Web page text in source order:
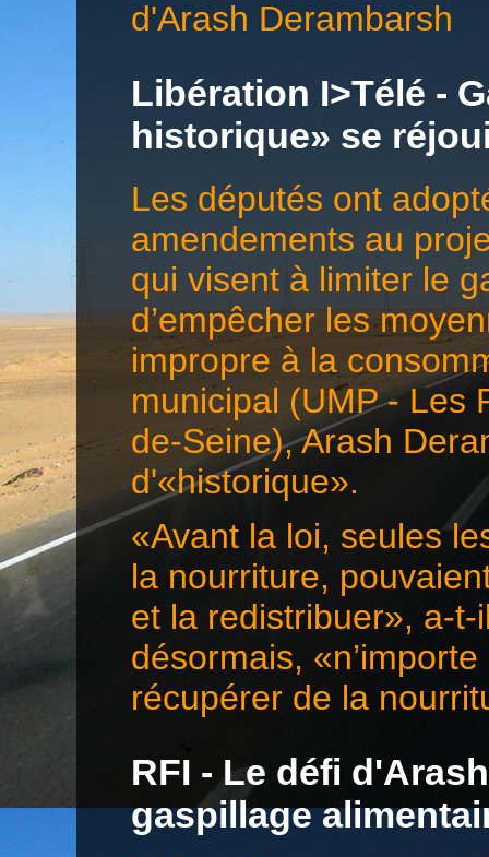
d'Arash Derambarsh
Libération I>Télé -
historique» se
Les députés ont
amendements au
qui visent à limiter le
d’empêcher les
impropre à la
municipal (UMP - Les
de-Seine), Arash
d'«historique».
«Avant la loi, seules
la nourriture,
et la redistribuer», a-
désormais,
récupérer de la
RFI - Le défi
gaspillage